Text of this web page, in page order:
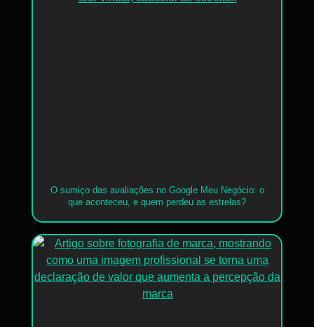
O sumiço das avaliações no Google Meu Negócio: o
que aconteceu, e quem perdeu as estrelas?